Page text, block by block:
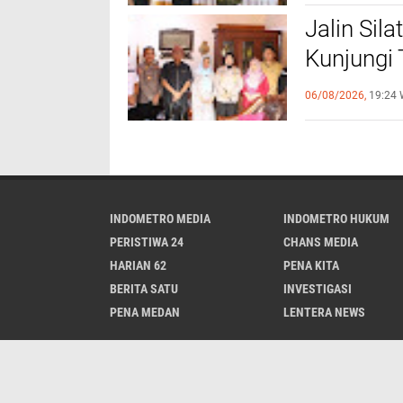
Jalin
Kunjungi
Sinergi
06/08/2026, 19:24
INDOMETRO MEDIA INDOMETRO HUKUM
PERISTIWA 24
CHANS MEDIA
HARIAN 62
PENA KITA
BERITA SATU
INVESTIGASI
PENA MEDAN
LENTERA NEWS